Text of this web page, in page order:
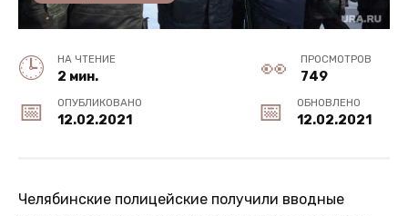
НА ЧТЕНИЕ
2 мин.
ПРОСМОТРОВ
749
ОПУБЛИКОВАНО
12.02.2021
ОБНОВЛЕНО
12.02.2021
Челябинские полицейские получили вводные